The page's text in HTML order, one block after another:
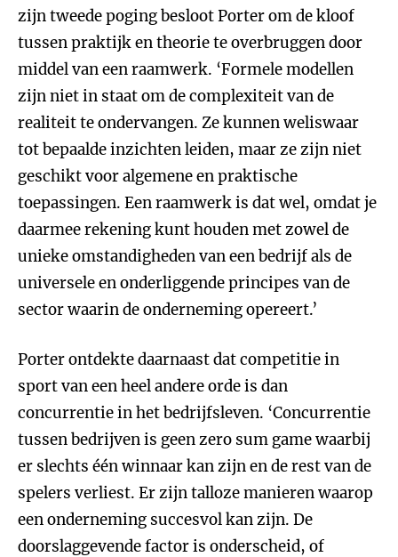
zijn tweede poging besloot Porter om de kloof
tussen praktijk en theorie te overbruggen door
middel van een raamwerk. ‘Formele modellen
zijn niet in staat om de complexiteit van de
realiteit te ondervangen. Ze kunnen weliswaar
tot bepaalde inzichten leiden, maar ze zijn niet
geschikt voor algemene en praktische
toepassingen. Een raamwerk is dat wel, omdat je
daarmee rekening kunt houden met zowel de
unieke omstandigheden van een bedrijf als de
universele en onderliggende principes van de
sector waarin de onderneming opereert.’
Porter ontdekte daarnaast dat competitie in
sport van een heel andere orde is dan
concurrentie in het bedrijfsleven. ‘Concurrentie
tussen bedrijven is geen zero sum game waarbij
er slechts één winnaar kan zijn en de rest van de
spelers verliest. Er zijn talloze manieren waarop
een onderneming succesvol kan zijn. De
doorslaggevende factor is onderscheid, of